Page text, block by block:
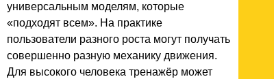
универсальным моделям, которые
«подходят всем». На практике
пользователи разного роста могут получать
совершенно разную механику движения.
Для высокого человека тренажёр может